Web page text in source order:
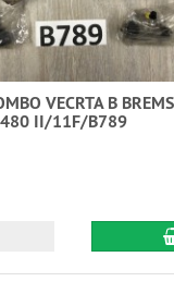
VECRTA B
II/11F/B789